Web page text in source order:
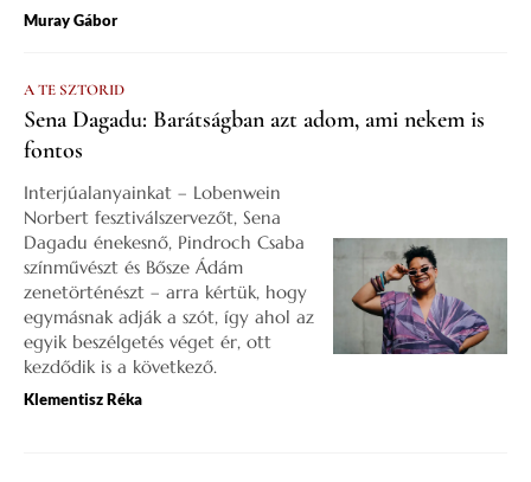
Muray Gábor
A TE SZTORID
Sena Dagadu: Barátságban azt adom, ami nekem is
fontos
Interjúalanyainkat – Lobenwein
Norbert fesztiválszervezőt, Sena
Dagadu énekesnő, Pindroch Csaba
színművészt és Bősze Ádám
zenetörténészt – arra kértük, hogy
egymásnak adják a szót, így ahol az
egyik beszélgetés véget ér, ott
kezdődik is a következő.
Klementisz Réka